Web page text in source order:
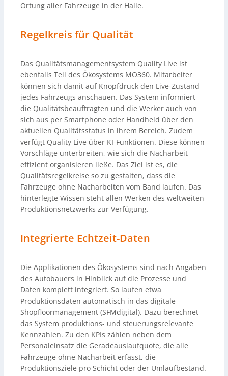
Ortung aller Fahrzeuge in der Halle.
Regelkreis für Qualität
Das Qualitätsmanagementsystem Quality Live ist
ebenfalls Teil des Ökosystems MO360. Mitarbeiter
können sich damit auf Knopfdruck den Live-Zustand
jedes Fahrzeugs anschauen. Das System informiert
die Qualitätsbeauftragten und die Werker auch von
sich aus per Smartphone oder Handheld über den
aktuellen Qualitätsstatus in ihrem Bereich. Zudem
verfügt Quality Live über KI-Funktionen. Diese können
Vorschläge unterbreiten, wie sich die Nacharbeit
effizient organisieren ließe. Das Ziel ist es, die
Qualitätsregelkreise so zu gestalten, dass die
Fahrzeuge ohne Nacharbeiten vom Band laufen. Das
hinterlegte Wissen steht allen Werken des weltweiten
Produktionsnetzwerks zur Verfügung.
Integrierte Echtzeit-Daten
Die Applikationen des Ökosystems sind nach Angaben
des Autobauers in Hinblick auf die Prozesse und
Daten komplett integriert. So laufen etwa
Produktionsdaten automatisch in das digitale
Shopfloormanagement (SFMdigital). Dazu berechnet
das System produktions- und steuerungsrelevante
Kennzahlen. Zu den KPIs zählen neben dem
Personaleinsatz die Geradeauslaufquote, die alle
Fahrzeuge ohne Nacharbeit erfasst, die
Produktionsziele pro Schicht oder der Umlaufbestand.